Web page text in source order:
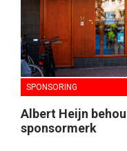
SPONSORING
Albert Heijn
sponsormerk